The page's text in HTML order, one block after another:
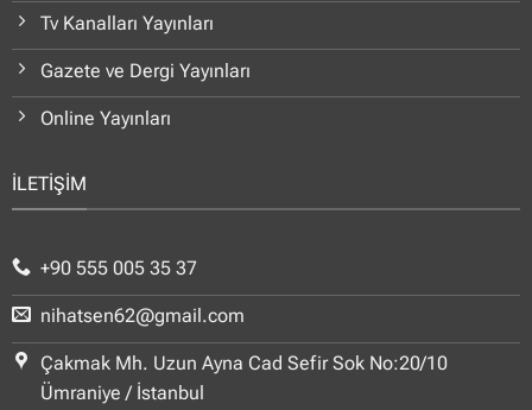
Tv Kanalları Yayınları
Gazete ve Dergi Yayınları
Online Yayınları
İLETİŞİM
+90 555 005 35 37
nihatsen62@gmail.com
Çakmak Mh. Uzun Ayna Cad Sefir Sok No:20/10
Ümraniye / İstanbul